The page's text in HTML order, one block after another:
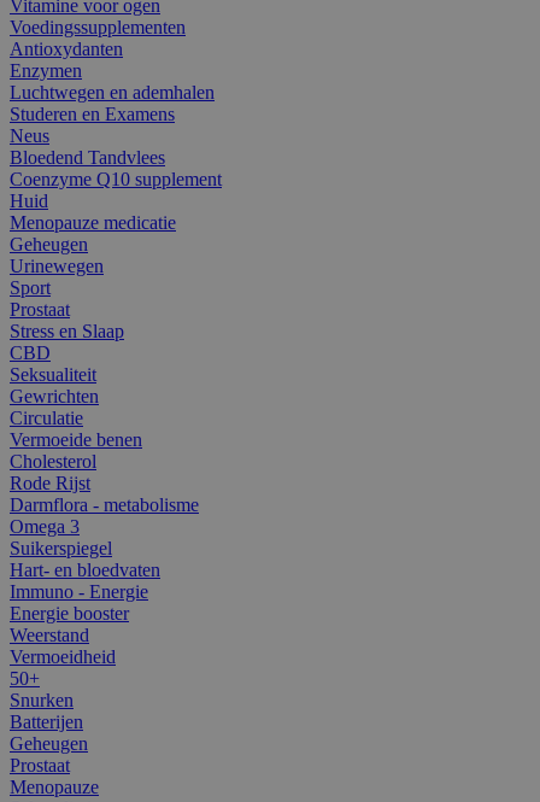
Vitamine voor ogen
Voedingssupplementen
Antioxydanten
Enzymen
Luchtwegen en ademhalen
Studeren en Examens
Neus
Bloedend Tandvlees
Coenzyme Q10 supplement
Huid
Menopauze medicatie
Geheugen
Urinewegen
Sport
Prostaat
Stress en Slaap
CBD
Seksualiteit
Gewrichten
Circulatie
Vermoeide benen
Cholesterol
Rode Rijst
Darmflora - metabolisme
Omega 3
Suikerspiegel
Hart- en bloedvaten
Immuno - Energie
Energie booster
Weerstand
Vermoeidheid
50+
Snurken
Batterijen
Geheugen
Prostaat
Menopauze